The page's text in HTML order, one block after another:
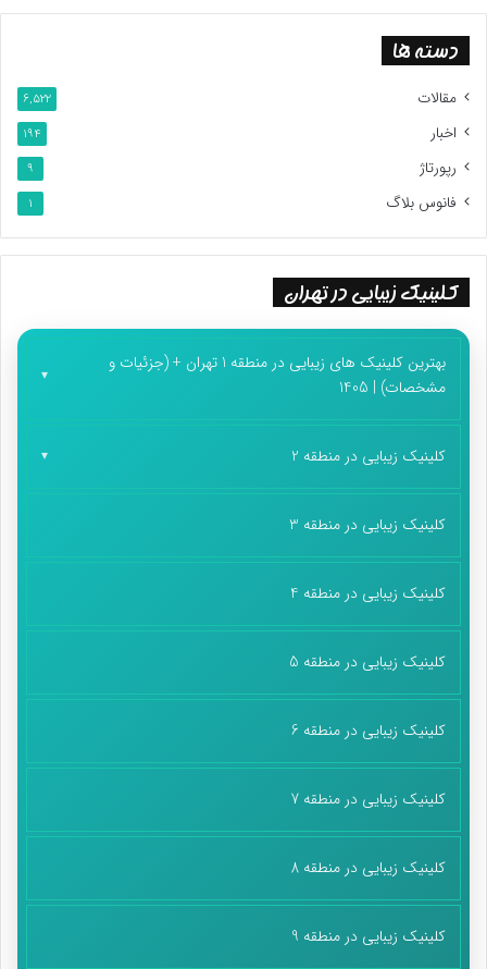
دسته ها
مقالات 6,522
اخبار 194
رپورتاژ 9
فانوس بلاگ 1
کلینیک زیبایی در تهران
بهترین کلینیک های زیبایی در منطقه 1 تهران + (جزئیات و
مشخصات) | 1405
کلینیک زیبایی در منطقه 2
کلینیک زیبایی در منطقه 3
کلینیک زیبایی در منطقه 4
کلینیک زیبایی در منطقه 5
کلینیک زیبایی در منطقه 6
کلینیک زیبایی در منطقه 7
کلینیک زیبایی در منطقه 8
کلینیک زیبایی در منطقه 9